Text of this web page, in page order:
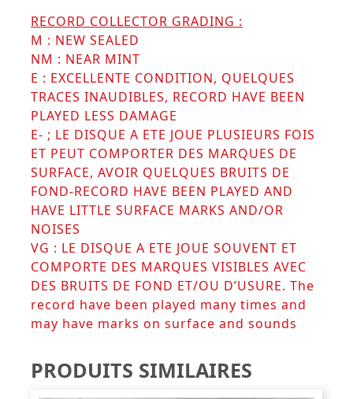
RECORD COLLECTOR GRADING :
M : NEW SEALED
NM : NEAR MINT
E : EXCELLENTE CONDITION, QUELQUES
TRACES INAUDIBLES, RECORD HAVE BEEN
PLAYED LESS DAMAGE
E- ; LE DISQUE A ETE JOUE PLUSIEURS FOIS
ET PEUT COMPORTER DES MARQUES DE
SURFACE, AVOIR QUELQUES BRUITS DE
FOND-RECORD HAVE BEEN PLAYED AND
HAVE LITTLE SURFACE MARKS AND/OR
NOISES
VG : LE DISQUE A ETE JOUE SOUVENT ET
COMPORTE DES MARQUES VISIBLES AVEC
DES BRUITS DE FOND ET/OU D’USURE. The
record have been played many times and
may have marks on surface and sounds
PRODUITS SIMILAIRES